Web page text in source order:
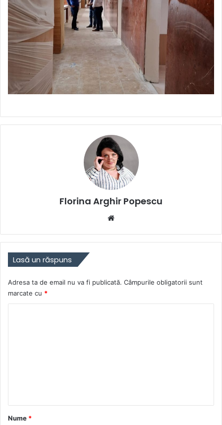
Florina Arghir Popescu
Lasă un răspuns
Adresa ta de email nu va fi publicată. Câmpurile obligatorii sunt
marcate cu *
rNume *